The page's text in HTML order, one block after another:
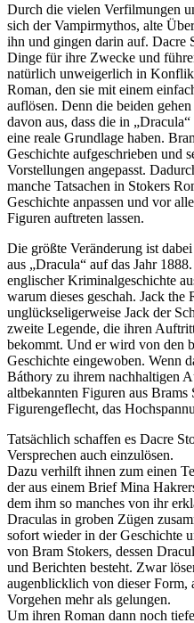
Durch die vielen Verfilmungen
sich der Vampirmythos, alte
ihn und gingen darin auf. Dacre
Dinge für ihre Zwecke und
natürlich unweigerlich in
Roman, den sie mit einem
auflösen. Denn die beiden
davon aus, dass die in
eine reale Grundlage haben.
Geschichte aufgeschrieben und
Vorstellungen angepasst.
manche Tatsachen in Stokers
Geschichte anpassen und vor
Figuren auftreten lassen.
Die größte Veränderung ist
aus „Dracula“ auf das Jahr
englischer Kriminalgeschichte
warum dieses geschah. Jack the
unglückseligerweise Jack der
zweite Legende, die ihren
bekommt. Und er wird von den
Geschichte eingewoben. Wenn
Báthory zu ihrem nachhaltigen
altbekannten Figuren aus
Figurengeflecht, das
Tatsächlich schaffen es Dacre
Versprechen auch einzulösen.
Dazu verhilft ihnen zum einen
der aus einem Brief Mina
dem ihm so manches von ihr
Draculas in groben Zügen
sofort wieder in der Geschichte
von Bram Stokers, dessen
und Berichten besteht. Zwar
augenblicklich von dieser Form,
Vorgehen mehr als gelungen.
Um ihren Roman dann noch